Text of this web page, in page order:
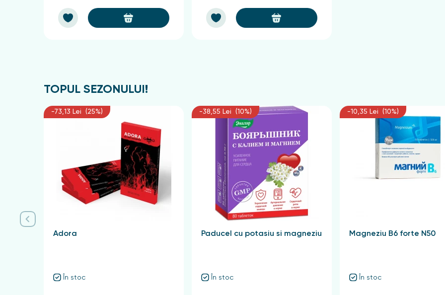
TOPUL SEZONULUI!
-73,13 Lei (25%)
Adora
În stoc
-38,55 Lei (10%)
Paducel cu potasiu si magneziu
În stoc
-10,35 Lei (10%)
Magneziu B6 forte N50
În stoc